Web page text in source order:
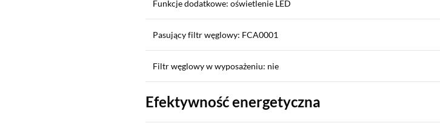
Funkcje dodatkowe: oświetlenie LED
Pasujący filtr węglowy: FCA0001
Filtr węglowy w wyposażeniu: nie
Efektywność energetyczna